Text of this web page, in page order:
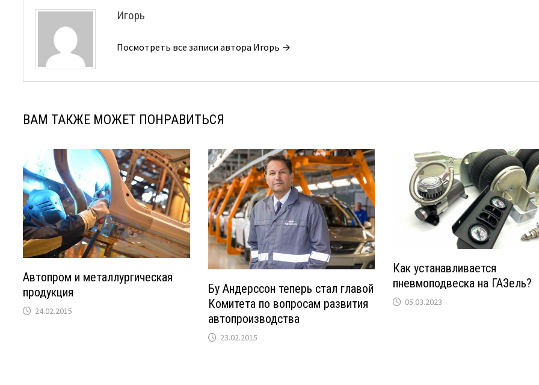
Игорь
Посмотреть все записи автора Игорь →
ВАМ ТАКЖЕ МОЖЕТ ПОНРАВИТЬСЯ
Автопром и металлургическая
продукция
24.02.2015
Бу Андерссон теперь стал главой
Комитета по вопросам развития
автопроизводства
23.02.2015
Как устанавливается
пневмоподвеска на ГАЗель?
05.03.2023